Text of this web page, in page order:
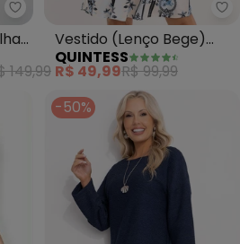
bonprix - Vestido (Azul) em
149,99
Vestido (Lenço Bege)
com Bolsos e Mangas
Curtas
QUINTESS
R$ 49,99R$ 99,99
-50%